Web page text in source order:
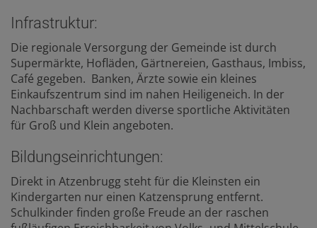
Infrastruktur:
Die regionale Versorgung der Gemeinde ist durch
Supermärkte, Hofläden, Gärtnereien, Gasthaus, Imbiss,
Café gegeben. Banken, Ärzte sowie ein kleines
Einkaufszentrum sind im nahen Heiligeneich. In der
Nachbarschaft werden diverse sportliche Aktivitäten
für Groß und Klein angeboten.
Bildungseinrichtungen:
Direkt in Atzenbrugg steht für die Kleinsten ein
Kindergarten nur einen Katzensprung entfernt.
Schulkinder finden große Freude an der raschen